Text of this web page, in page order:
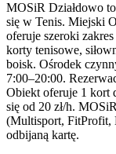
MOSiR Działdowo
się w Tenis. Miejski
oferuje szeroki
korty tenisowe,
boisk. Ośrodek
7:00–20:00.
Obiekt oferuje 1 kort
się od 20 zł/h.
(Multisport, FitProfit,
odbijaną kartę.